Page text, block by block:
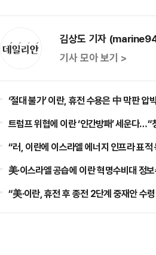
김상도 기자
기사 모아 보기 >
‘절대 불가’ 이란, 휴전 수용은 中 막판 압
트럼프 위협에 이란 ‘인간방패’ 세운다
“러, 이란에 이스라엘 에너지 인프라 표적
美·이스라엘 공습에 이란 혁명수비대 정
“美·이란, 휴전 후 종전 2단계 중재안 수